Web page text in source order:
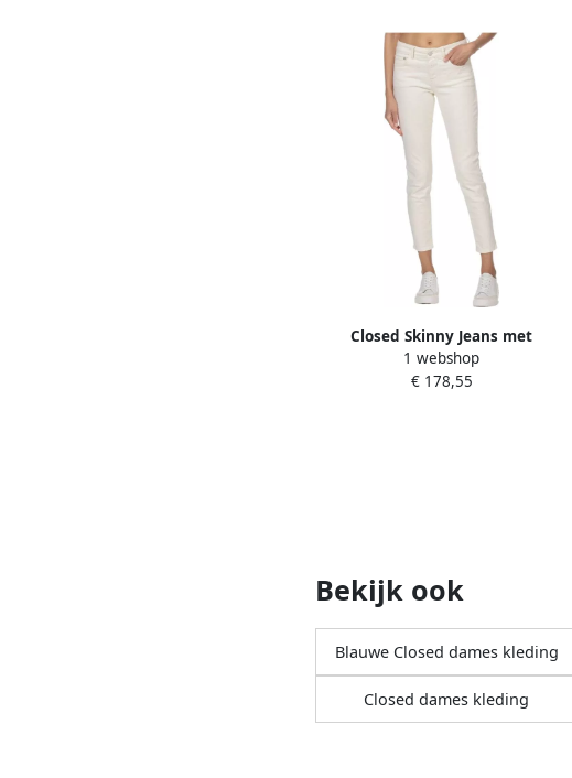
Closed Skinny Jeans met
NorHeren Taille en Ritssluiting
Beige Dames
1 webshop
€ 178,55
Bekijk ook
Blauwe Closed dames kleding
Closed dames kleding